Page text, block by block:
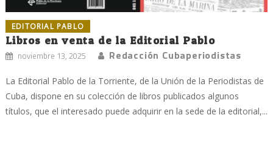
EDITORIAL PABLO
Libros en venta de la Editorial Pablo
noviembre 13, 2025 Redacción Cubaperiodistas
La Editorial Pablo de la Torriente, de la Unión de la Periodistas de
Cuba, dispone en su colección de libros publicados algunos
títulos, que el interesado puede adquirir en la sede de la editorial,...